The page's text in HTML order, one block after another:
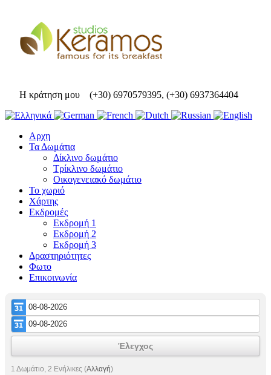
Η κράτηση μου (+30) 6970579395, (+30) 6937364404
Αρχη
Τα Δωμάτια
Δίκλινο δωμάτιο
Τρίκλινο δωμάτιο
Οικογενειακό δωμάτιο
Το χωριό
Χάρτης
Εκδρομές
Εκδρομή 1
Εκδρομή 2
Εκδρομή 3
Δραστηριότητες
Φωτο
Επικοινωνία
Έλεγχος
1 Δωμάτιο, 2 Ενήλικες (Αλλαγή)